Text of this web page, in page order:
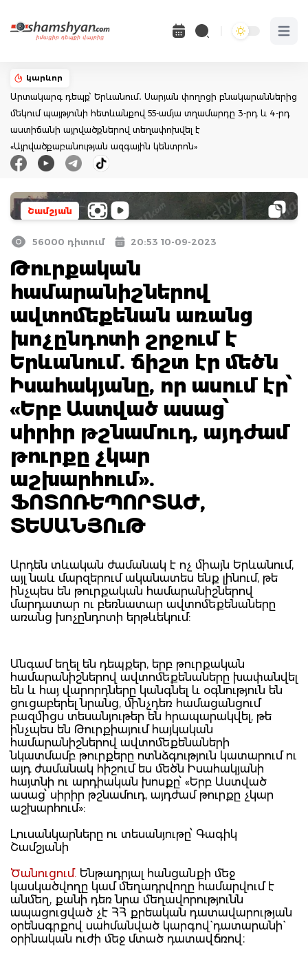
Open
կարևոր
Արտակարգ դեպք՝ Երևանում․ Սարյան փողոցի բնակարաններից
մեկում պայթյունի հետևանքով 55-ամյա տղամարդը 3-րդ և 4-րդ
աստիճանի այրվածքներով տեղափոխվել է
«Այրվածքաբանության ազգային կենտրոն»
Շամշյան
56000 դիտում 20:53 10-09-2023
Թուրքական
համարանիշներով
ավտոմեքենան առանց
խոչընդոտի շրջում է
Երևանում. ճիշտ էր մեծն
Իսահակյանը, որ ասում էր՝
«Երբ Աստված ասաց՝
սիրիր թշնամուդ, այդժամ
թուրքը չկար
աշխարհում».
ՖՈՏՈՌԵՊՈՐՏԱԺ,
ՏԵՍԱՆՅՈւԹ
Արդեն տևական ժամանակ է ոչ միայն Երևանում,
այլ նաև մարզերում ականատես ենք լինում, թե
ինչպես են թուրքական համարանիշներով
մարդատար ու բեռնատար ավտոմեքենաները
առանց խոչընդոտի երթևեկում:
Անգամ եղել են դեպքեր, երբ թուրքական
համարանիշներով ավտոմեքենաները խափանվել
են և հայ վարորդները կանգնել և օգնություն են
ցուցաբերել նրանց, մինչդեռ համացանցում
բազմիցս տեսանյութեր են հրապարակվել, թե
ինչպես են Թուրքիայում հայկական
համարանիշներով ավտոմեքենաների
նկատմամբ թուրքերը ոտնձգություն կատարում ու
այդ ժամանակ հիշում ես մեծն Իսահակյանի
հայտնի ու արդիական խոսքը՝ «Երբ Աստված
ասաց՝ սիրիր թշնամուդ, այդժամ թուրքը չկար
աշխարհում»:
Լուսանկարները ու տեսանյութը՝ Գագիկ
Շամշյանի
Ծանուցում. Ենթադրյալ հանցանքի մեջ
կասկածվողը կամ մեղադրվողը համարվում է
անմեղ, քանի դեռ նրա մեղավորությունն
ապացուցված չէ ՀՀ քրեական դատավարության
օրենսգրքով սահմանված կարգով` դատարանի`
օրինական ուժի մեջ մտած դատավճռով։